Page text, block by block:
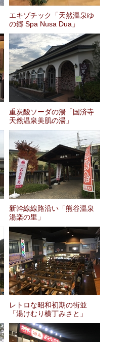
エキゾチック「天然温泉ゆ
の郷 Spa Nusa Dua」
重炭酸ソーダの湯「国済寺
天然温泉美肌の湯」
新幹線線路沿い「熊谷温泉
湯楽の里」
レトロな昭和初期の街並
「湯けむり横丁みさと」